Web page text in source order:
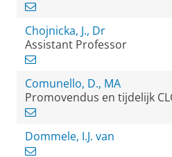
Chojnicka, J., Dr
Assistant Professor
Comunello, D., MA
Promovendus en tijdelijk
Dommele, I.J. van